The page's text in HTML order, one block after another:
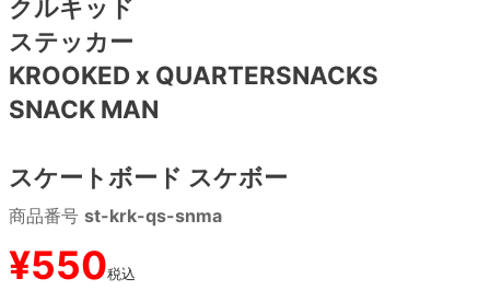
クルキッド
ステッカー
KROOKED x QUARTERSNACKS
SNACK MAN
スケートボード スケボー
商品番号 st-krk-qs-snma
¥550税込
8.5inch
8.6inch
8.8inch
8.9inch
8.6inch
8.7inch
8.9inch
9.0inch以上
65mm
70mm
75mm
110mm
メディア（雑誌・DVD・CD）
28cm
28.5cm
29.5cm
30cm
アンダーウエア
サイズの測り方